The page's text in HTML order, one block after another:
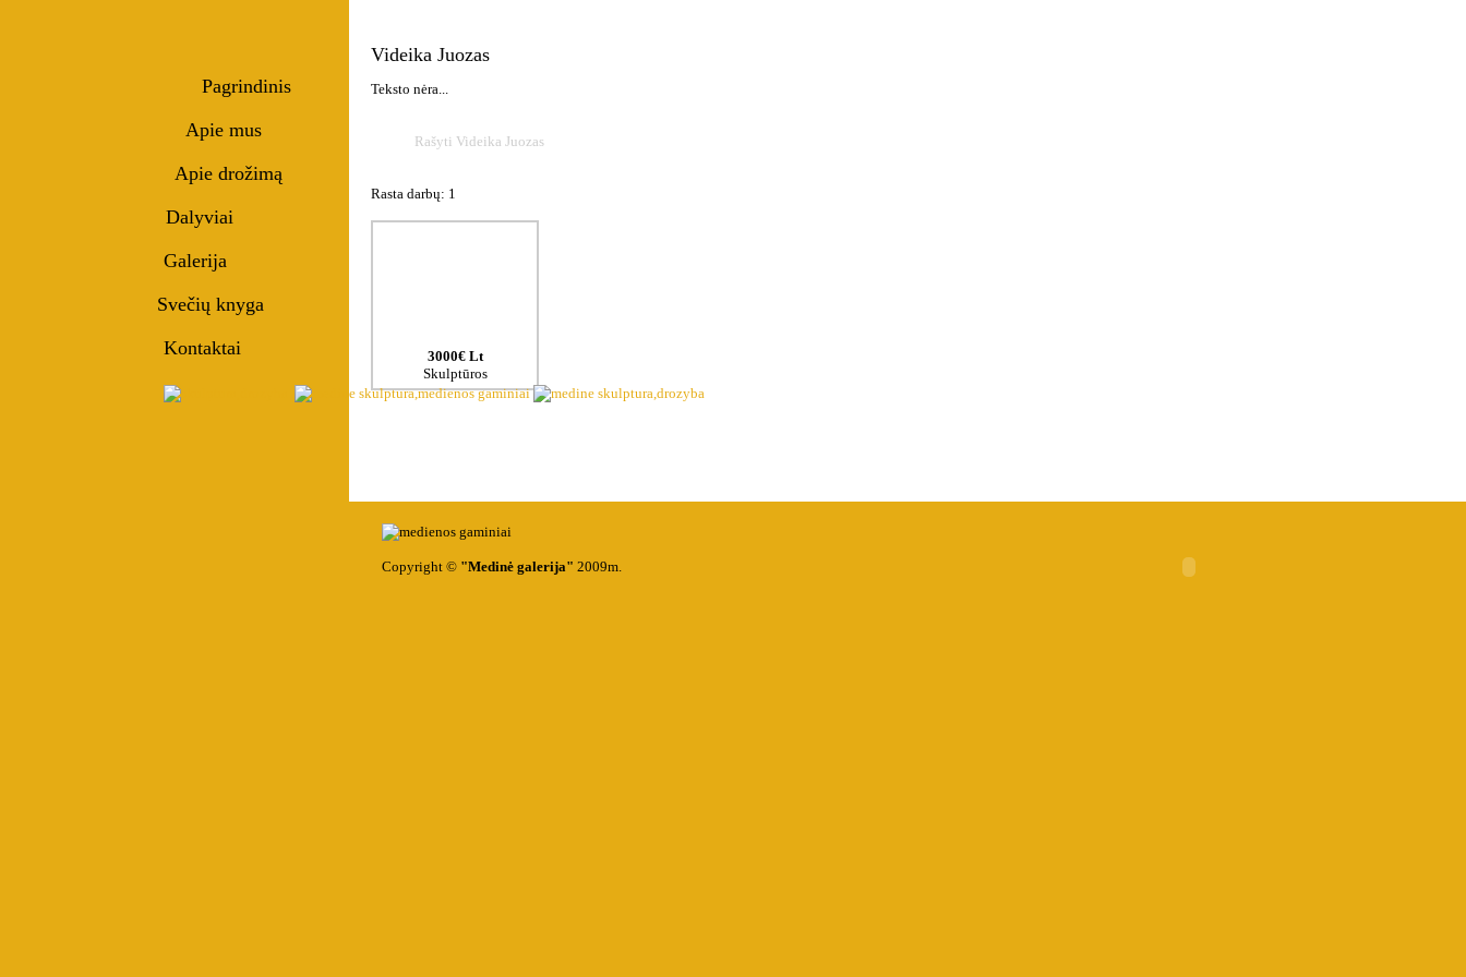
Pagrindinis
Apie mus
Apie drožimą
Dalyviai
Galerija
Svečių knyga
Kontaktai
Videika Juozas
Teksto nėra...
Rašyti Videika Juozas
Rasta darbų: 1
3000€ Lt
Skulptūros
Copyright © "Medinė galerija" 2009m.